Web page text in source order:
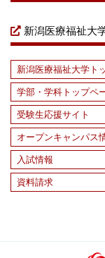
新潟医療福祉大
新潟医療福祉大学ト
学部・学科トップペ
受験生応援サイト
オープンキャンパス
入試情報
資料請求